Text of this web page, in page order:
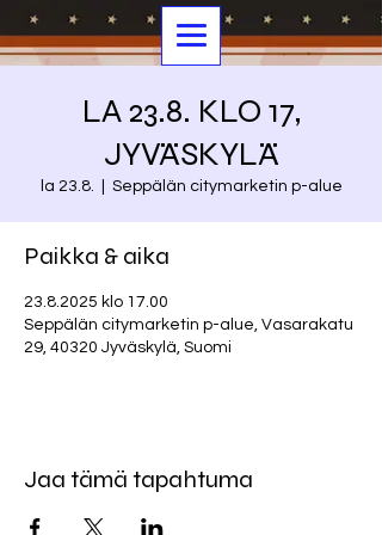
LA 23.8. KLO 17,
JYVÄSKYLÄ
la 23.8. Seppälän citymarketin p-alue
Paikka & aika
23.8.2025 klo 17.00
Seppälän citymarketin p-alue, Vasarakatu
29, 40320 Jyväskylä, Suomi
Jaa tämä tapahtuma